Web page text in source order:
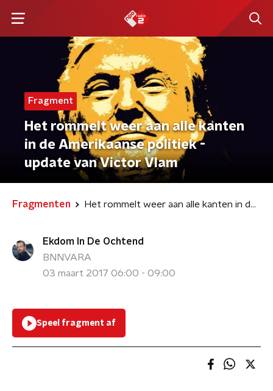
Fragment
Het rommelt weer aan alle kanten
in de Amerikaanse politiek -
update van Victor Vlam
Fragmenten Het rommelt weer aan alle kanten in de Amerikaanse politiek - update van Victor Vlam
Ekdom In De Ochtend
BNNVARA
03 maart 2017 06:00 - 09:00
Speel fragment af